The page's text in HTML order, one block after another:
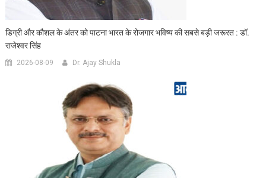
डिग्री और कौशल के अंतर को पाटना भारत के रोजगार भविष्य की सबसे बड़ी जरूरत : डॉ.
राजेश्वर सिंह
2026-08-09 Dr. Ajay Shukla